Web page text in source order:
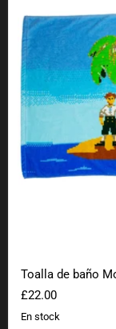
Toalla de baño
£22.00
En stock